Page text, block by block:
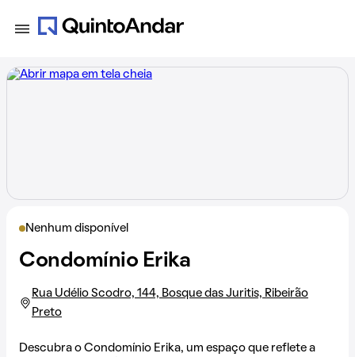
Nenhum disponível
Condomínio Erika
Rua Udélio Scodro, 144, Bosque das Juritis, Ribeirão
Preto
Descubra o Condomínio Erika, um espaço que reflete a